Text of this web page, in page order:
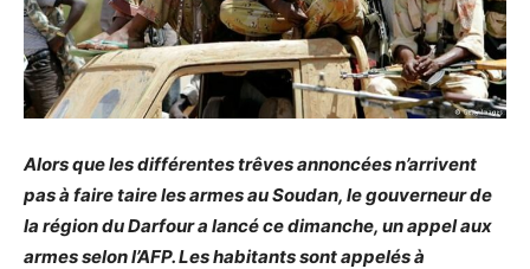
Alors que les différentes trêves annoncées n’arrivent
pas à faire taire les armes au Soudan, le gouverneur de
la région du Darfour a lancé ce dimanche, un appel aux
armes selon l’AFP. Les habitants sont appelés à